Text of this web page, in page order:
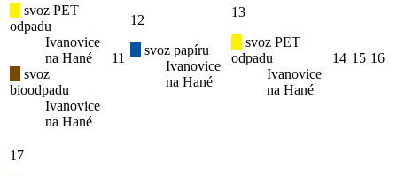
svoz PET
odpadu
Ivanovice
na Hané
svoz
bioodpadu
Ivanovice
na Hané
11
12
svoz papíru
Ivanovice
na Hané
13
svoz PET
odpadu
Ivanovice
na Hané
14 15 16
17